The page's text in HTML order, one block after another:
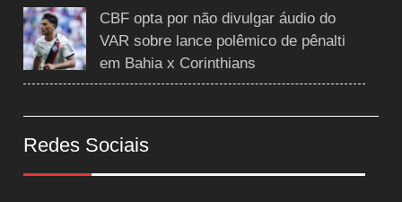
CBF opta por não divulgar áudio do
VAR sobre lance polêmico de pênalti
em Bahia x Corinthians
Redes Sociais